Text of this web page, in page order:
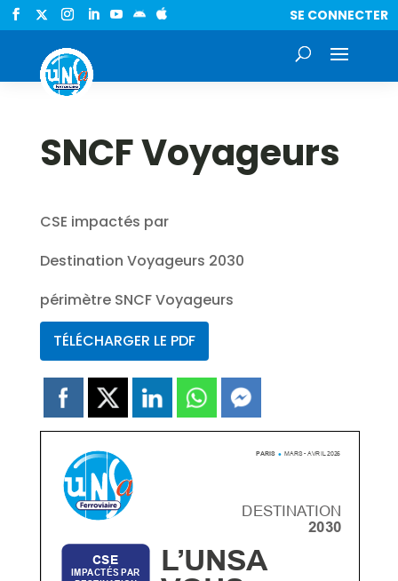
  SE CONNECTER
SNCF Voyageurs
CSE impactés par
Destination Voyageurs 2030
périmètre SNCF Voyageurs
TÉLÉCHARGER LE PDF